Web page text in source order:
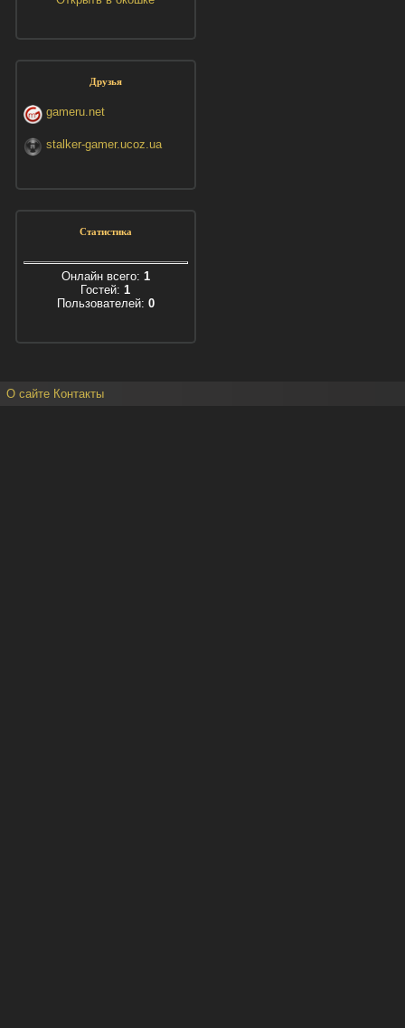
Друзья
gameru.net
stalker-gamer.ucoz.ua
Статистика
Онлайн всего: 1
Гостей: 1
Пользователей: 0
О сайте Контакты